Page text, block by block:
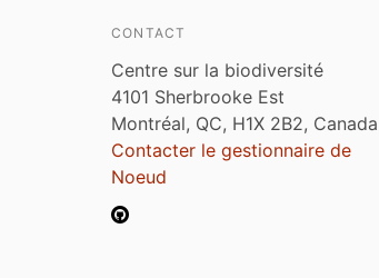
CONTACT
Centre sur la biodiversité
4101 Sherbrooke Est
Montréal, QC, H1X 2B2, Canada
Contacter le gestionnaire de
Noeud